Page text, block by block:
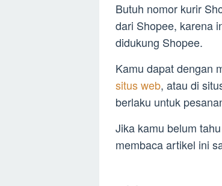
Butuh nomor kurir
dari Shopee, karena
didukung Shopee.
Kamu dapat dengan
situs web, atau di
berlaku untuk
Jika kamu belum
membaca artikel ini